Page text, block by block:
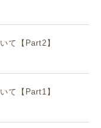
て【Part2】
て【Part1】